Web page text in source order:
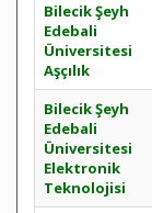
Bilecik Şeyh
Edebali
Üniversitesi
Aşçılık
Bilecik Şeyh
Edebali
Üniversitesi
Elektronik
Teknolojisi